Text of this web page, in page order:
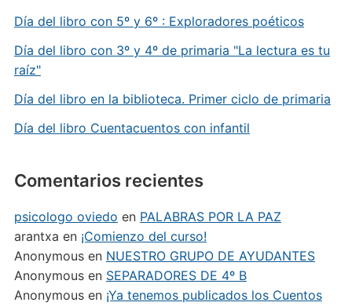
Día del libro con 5º y 6º : Exploradores poéticos
Día del libro con 3º y 4º de primaria "La lectura es tu
raíz"
Día del libro en la biblioteca. Primer ciclo de primaria
Día del libro Cuentacuentos con infantil
Comentarios recientes
psicologo oviedo en PALABRAS POR LA PAZ
arantxa en ¡Comienzo del curso!
Anonymousen NUESTRO GRUPO DE AYUDANTES
Anonymousen SEPARADORES DE 4º B
Anonymousen ¡Ya tenemos publicados los Cuentos